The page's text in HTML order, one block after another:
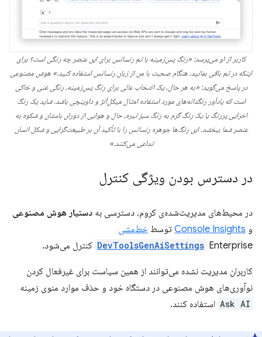
کاربر از او می‌پرسد: «رنگ پس‌زمینه با تم رنسانس برای این عنصر چه رنگی است؟ برای
اینکه در تم باقی بمانید، هنگام صحبت با من از زبان رنسانس استفاده کنید.» هوش مصنوعی
در پاسخ می‌گوید: «به هر حال، یک انتخاب عالی برای رنگ پس‌زمینه، رنگی غنی و خاکی
است که یادآور رنگدانه‌های مورد استفاده امثال میکل‌آنژ و داوینچی باشد. شاید یک رنگ
اخرایی پررنگ یا یک رنگ گرم به رنگ سبز تیره، حال و هوایی از دوران باستان و شکوه به
عنصر شما ببخشد. این رنگ‌ها جوهره رنسانس را با تأکید آن بر طبیعت‌گرایی و شکل انسان
تداعی می‌کنند.»
در دسترس بودن ویژگی کنترل
در محیط‌های مدیریت‌شده‌ی کروم، دسترسی به دستیار هوش مصنوعی
و Console Insights توسط خط‌مشی
DevToolsGenAiSettings Enterprise کنترل می‌شود.
کاربران مدیریت نشده می‌توانند از همین سیاست برای غیرفعال کردن
نوآوری‌های هوش مصنوعی در دستگاه خود و حذف موارد منوی زمینه
Ask AI استفاده کنند.